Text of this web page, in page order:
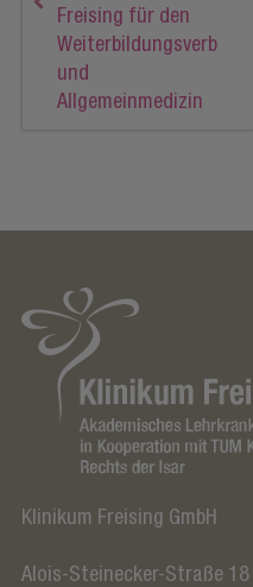
Freising für den
Weiterbildungsverb
und
Allgemeinmedizin
Klinikum Freising GmbH
Alois-Steinecker-Straße 18